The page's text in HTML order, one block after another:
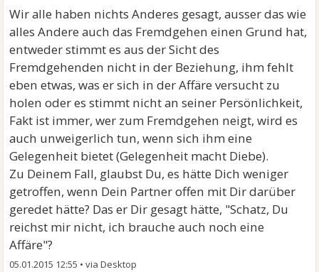
Einverständnis des Partners..
Und vielleicht würden manche Fremdgehen, aber
haben keine Gelegenheit..
Ich denke man sollte einfach davon ausgehen, dass es
möglich ist, dass der Partner einem Fremdgehen wird.
Und man muss eben für sich selbst rausfinden wie
man damit klarkommt.
Ich hatte gehofft mich durch Offenheit vor
Verletzungen schützen zu können. Hab meinem
Mann gesagt, wenn er Abwechslung braucht, man
kann ja über Alles reden..
Aber letztendlich hat er es doch heimlich getan und es
hat mich unglaublich hart getroffen als ich es
herausgefunden habe.
Wir alle haben nichts Anderes gesagt, ausser das wie
alles Andere auch das Fremdgehen einen Grund hat,
entweder stimmt es aus der Sicht des
Fremdgehenden nicht in der Beziehung, ihm fehlt
eben etwas, was er sich in der Affäre versucht zu
holen oder es stimmt nicht an seiner Persönlichkeit,
Fakt ist immer, wer zum Fremdgehen neigt, wird es
auch unweigerlich tun, wenn sich ihm eine
Gelegenheit bietet (Gelegenheit macht Diebe).
Zu Deinem Fall, glaubst Du, es hätte Dich weniger
getroffen, wenn Dein Partner offen mit Dir darüber
geredet hätte? Das er Dir gesagt hätte, "Schatz, Du
reichst mir nicht, ich brauche auch noch eine
Affäre"?
05.01.2015 12:55 •